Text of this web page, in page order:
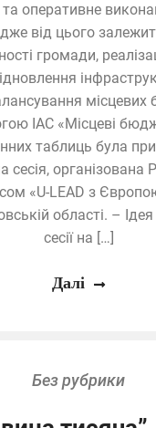
оперативне
від цього
громади,
місцевих
ІАС «Місцеві
таблиць була
сесія, організована
«U-LEAD з
області. –
сесії на […]
Далі
Без рубрики